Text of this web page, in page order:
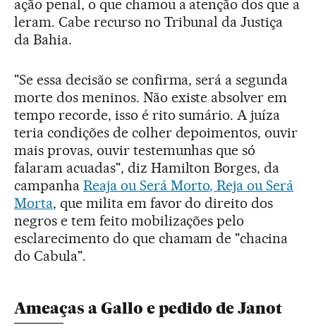
ação penal, o que chamou a atenção dos que a
leram. Cabe recurso no Tribunal da Justiça
da Bahia.
"Se essa decisão se confirma, será a segunda
morte dos meninos. Não existe absolver em
tempo recorde, isso é rito sumário. A juíza
teria condições de colher depoimentos, ouvir
mais provas, ouvir testemunhas que só
falaram acuadas", diz Hamilton Borges, da
campanha Reaja ou Será Morto, Reja ou Será
Morta, que milita em favor do direito dos
negros e tem feito mobilizações pelo
esclarecimento do que chamam de "chacina
do Cabula".
Ameaças a Gallo e pedido de Janot